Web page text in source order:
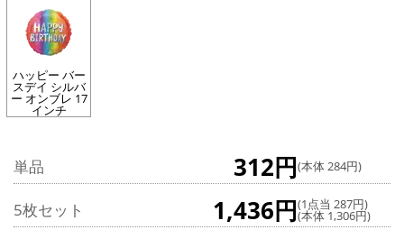
ハッピー バー
スデイ シルバ
ー オンブレ 17
インチ
単品 312円(本体 284円)
5枚セット 1,436円(1点当 287円)
(本体 1,306円)